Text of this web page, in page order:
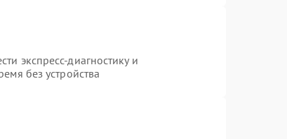
экспресс-диагностику и
без устройства